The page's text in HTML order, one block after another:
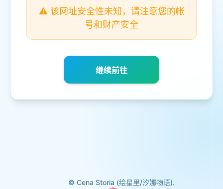
⚠️ 该网址安全性未知，请注意您的帐
号和财产安全
继续前往
© Cena Storia (绘星里/汐娜物语).